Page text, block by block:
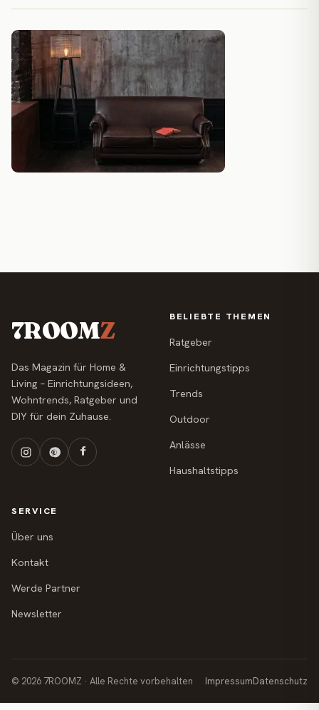
7ROOMZ
Das Magazin für Home &
Living – Einrichtungsideen,
Wohntrends, Ratgeber und
DIY für dein Zuhause.
BELIEBTE THEMEN
Ratgeber
Einrichtungstipps
Trends
Outdoor
Anlässe
Haushaltstipps
SERVICE
Über uns
Kontakt
Werde Partner
Newsletter
© 2026 7ROOMZ · Alle Rechte vorbehalten ImpressumDatenschutz